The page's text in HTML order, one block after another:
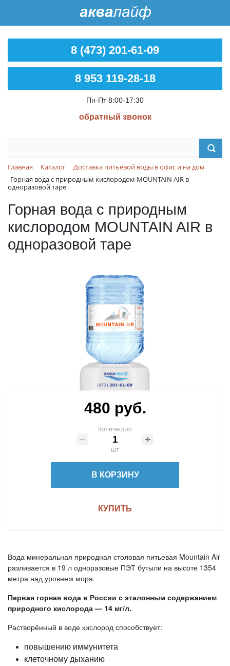
8 (473) 201-61-09
8 953 119-28-18
Пн-Пт 8:00-17:30
обратный звонок
Главная Каталог
Доставка питьевой воды в офис и на дом
Горная вода с природным кислородом MOUNTAIN AIR в
одноразовой таре
Горная вода с природным
кислородом MOUNTAIN AIR в
одноразовой таре
480 руб.
Количество
шт
В КОРЗИНУ
КУПИТЬ
Вода минеральная природная столовая питьевая Mountain Air
разливается в 19 л одноразовые ПЭТ бутыли на высоте 1354
метра над уровнем моря.
Первая горная вода в России с эталонным содержанием
природного кислорода — 14 мг/л.
Растворённый в воде кислород способствует:
повышению иммунитета
клеточному дыханию